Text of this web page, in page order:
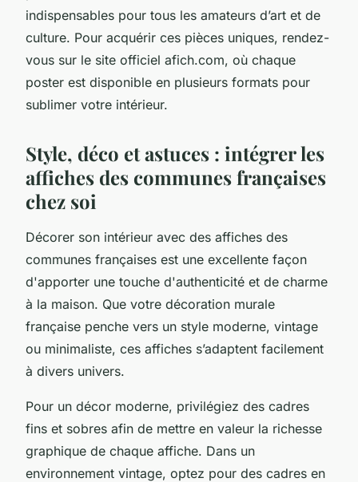
indispensables pour tous les amateurs d’art et de
culture. Pour acquérir ces pièces uniques, rendez-
vous sur le site officiel afich.com, où chaque
poster est disponible en plusieurs formats pour
sublimer votre intérieur.
Style, déco et astuces : intégrer les
affiches des communes françaises
chez soi
Décorer son intérieur avec des affiches des
communes françaises est une excellente façon
d'apporter une touche d'authenticité et de charme
à la maison. Que votre décoration murale
française penche vers un style moderne, vintage
ou minimaliste, ces affiches s’adaptent facilement
à divers univers.
Pour un décor moderne, privilégiez des cadres
fins et sobres afin de mettre en valeur la richesse
graphique de chaque affiche. Dans un
environnement vintage, optez pour des cadres en